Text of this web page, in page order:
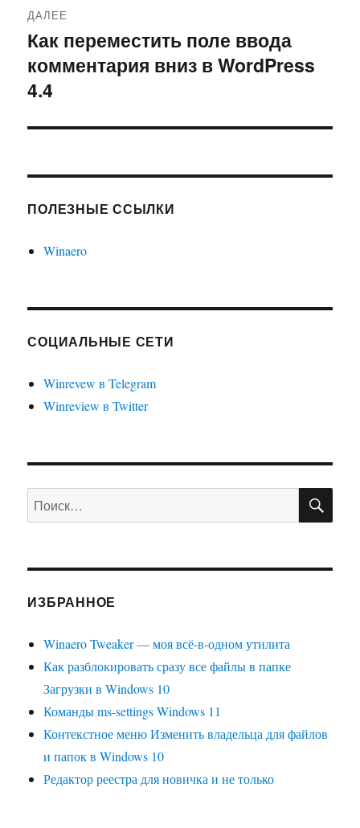
ДАЛЕЕ
Следующая
запись:
Как переместить поле ввода
комментария вниз в WordPress
4.4
ПОЛЕЗНЫЕ ССЫЛКИ
Winaero
СОЦИАЛЬНЫЕ СЕТИ
Winrevew в Telegram
Winreview в Twitter
Искать:
ИЗБРАННОЕ
Winaero Tweaker — моя всё-в-одном утилита
Как разблокировать сразу все файлы в папке
Загрузки в Windows 10
Команды ms-settings Windows 11
Контекстное меню Изменить владельца для файлов
и папок в Windows 10
Редактор реестра для новичка и не только